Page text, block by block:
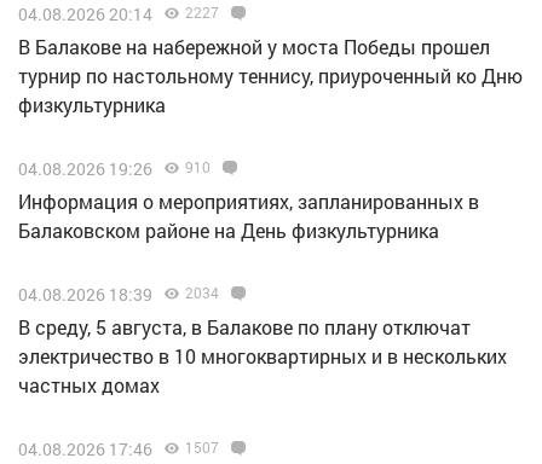
04.08.2026 20:14 2227
В Балакове на набережной у моста Победы прошел
турнир по настольному теннису, приуроченный ко Дню
физкультурника
04.08.2026 19:26 910
Информация о мероприятиях, запланированных в
Балаковском районе на День физкультурника
04.08.2026 18:39 2034
В среду, 5 августа, в Балакове по плану отключат
электричество в 10 многоквартирных и в нескольких
частных домах
04.08.2026 17:46 1507